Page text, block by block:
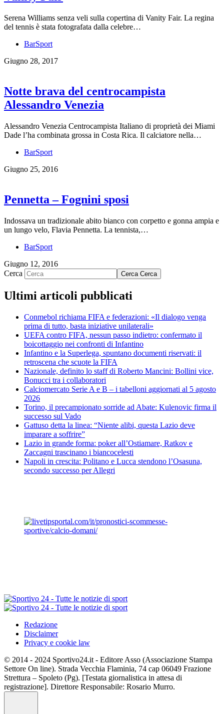
Serena Williams senza veli sulla copertina di Vanity Fair. La regina
del tennis è stata fotografata dalla celebre…
BarSport
Giugno 28, 2017
Notte brava del centrocampista
Alessandro Venezia
Alessandro Venezia Centrocampista Italiano di proprietà dei Miami
Dade l’ha combinata grossa in Costa Rica. Il calciatore nella…
BarSport
Giugno 25, 2016
Pennetta – Fognini sposi
Indossava un tradizionale abito bianco con corpetto e gonna ampia e
un lungo velo, Flavia Pennetta. La tennista,…
BarSport
Giugno 12, 2016
Cerca
Cerca Cerca
Ultimi articoli pubblicati
Conmebol richiama FIFA e federazioni: «Il dialogo venga
prima di tutto, basta iniziative unilaterali»
UEFA contro FIFA, nessun passo indietro: confermato il
boicottaggio nei confronti di Infantino
Infantino e la Superlega, spuntano documenti riservati: il
retroscena che scuote la FIFA
Nazionale, definito lo staff di Roberto Mancini: Bollini vice,
Bonucci tra i collaboratori
Calciomercato Serie A e B – i tabelloni aggiornati al 5 agosto
2026
Torino, il precampionato sorride ad Abate: Kulenovic firma il
successo sul Vado
Gattuso detta la linea: “Niente alibi, questa Lazio deve
imparare a soffrire”
Lazio in grande forma: poker all’Ostiamare, Ratkov e
Zaccagni trascinano i biancocelesti
Napoli in crescita: Politano e Lucca stendono l’Osasuna,
secondo successo per Allegri
Redazione
Disclaimer
Privacy e cookie law
© 2014 - 2024 Sportivo24.it - Editore Asso (Associazione Stampa
Settore On line). Strada Vecchia Flaminia, 74 cap 06049 Frazione
Strettura – Spoleto (Pg). [Testata giornalistica in attesa di
registrazione]. Direttore Responsabile: Rosario Murro.